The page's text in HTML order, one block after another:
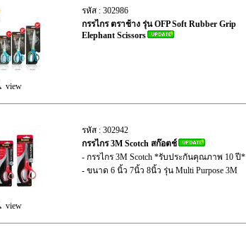
view
รหัส : 302986
กรรไกร ตราช้าง รุ่น OFP Soft Rubber Grip
Elephant Scissors
view
รหัส : 302942
กรรไกร 3M Scotch สก๊อตช์
- กรรไกร 3M Scotch *รับประกันคุณภาพ 10 ปี*
- ขนาด 6 นิ้ว 7นิ้ว 8นิ้ว รุ่น Multi Purpose 3M